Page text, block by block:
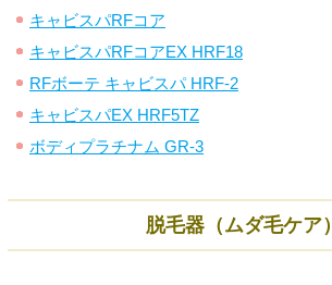
キャビスパRFコア
キャビスパRFコアEX HRF18
RFボーテ キャビスパ HRF-2
キャビスパEX HRF5TZ
ボディプラチナム GR-3
脱毛器（ムダ毛ケア）